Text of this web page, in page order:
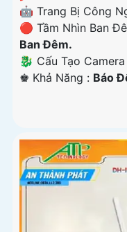
🤖️ Trang Bị Công
🔴 Tầm Nhìn Ban
Ban Đêm.
🐉️ Cấu Tạo Camera
️♚ Khả Năng : Báo